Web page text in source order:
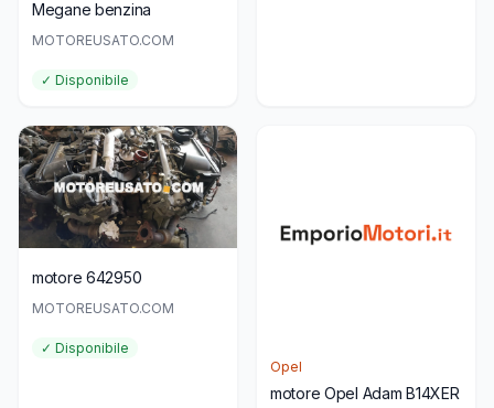
Megane benzina
MOTOREUSATO.COM
✓ Disponibile
motore 642950
MOTOREUSATO.COM
✓ Disponibile
Opel
motore Opel Adam B14XER